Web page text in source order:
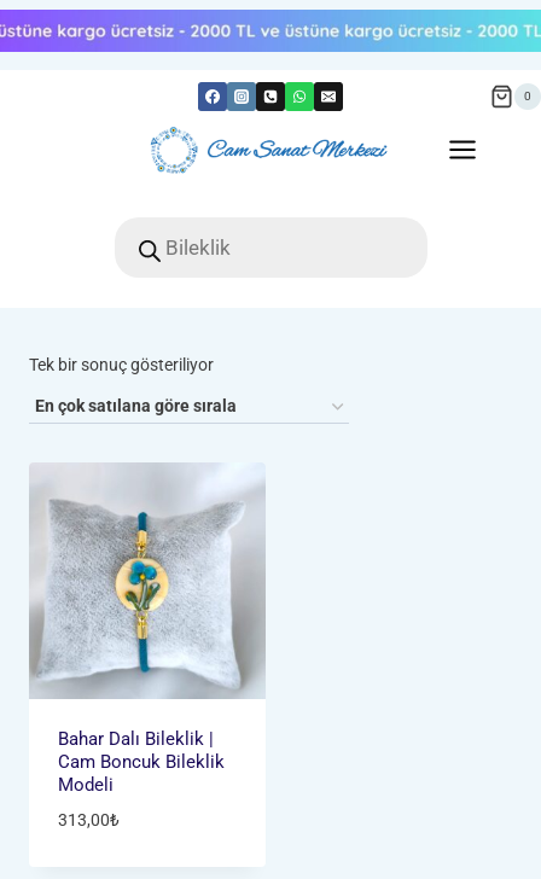
Skip
to
0
search
Tek bir sonuç gösteriliyor
Bahar Dalı Bileklik |
Cam Boncuk Bileklik
Modeli
313,00₺